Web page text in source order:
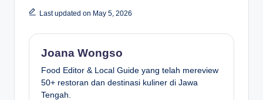
Last updated on May 5, 2026
Joana Wongso
Food Editor & Local Guide yang telah mereview
50+ restoran dan destinasi kuliner di Jawa
Tengah.